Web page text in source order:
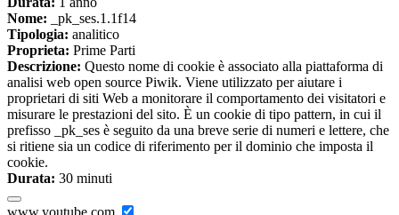
Nome: _pk_ses.1.1f14
Tipologia: analitico
Proprieta: Prime Parti
Descrizione: Questo nome di cookie è associato alla piattaforma di
analisi web open source Piwik. Viene utilizzato per aiutare i
proprietari di siti Web a monitorare il comportamento dei visitatori e
misurare le prestazioni del sito. È un cookie di tipo pattern, in cui il
prefisso _pk_ses è seguito da una breve serie di numeri e lettere, che
si ritiene sia un codice di riferimento per il dominio che imposta il
cookie.
Durata: 30 minuti